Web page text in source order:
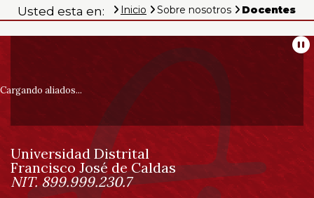
0
total
registros
Anterior
Siguiente
Usted esta en: Inicio Sobre nosotros Docentes
Información
pie
de
página
Cargando aliados...
Información
Universidad Distrital
Francisco José de Caldas
NIT. 899.999.230.7